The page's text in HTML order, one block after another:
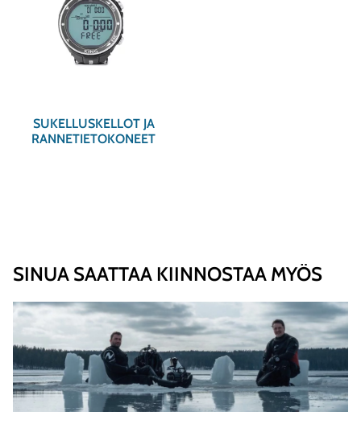
SUKELLUSKELLOT JA
RANNETIETOKONEET
SINUA SAATTAA KIINNOSTAA MYÖS